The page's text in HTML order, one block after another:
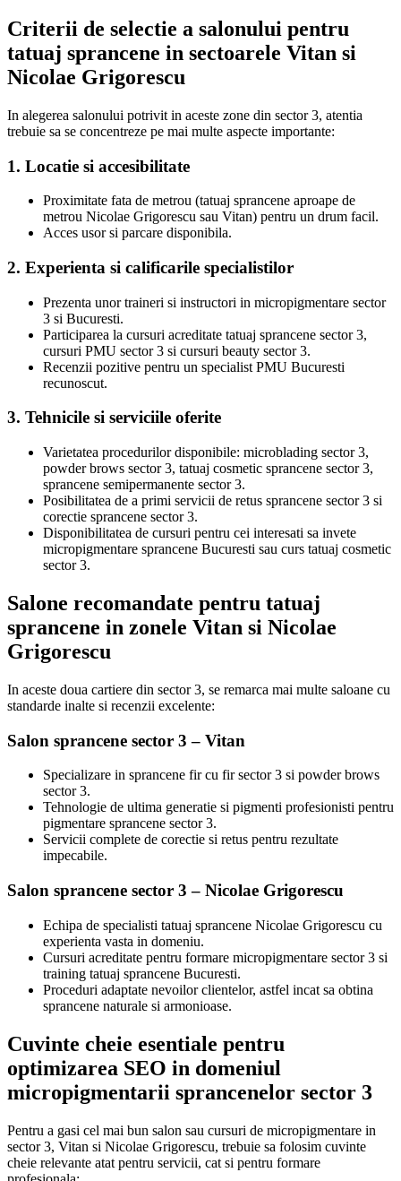
Criterii de selectie a salonului pentru
tatuaj sprancene in sectoarele Vitan si
Nicolae Grigorescu
In alegerea salonului potrivit in aceste zone din sector 3, atentia
trebuie sa se concentreze pe mai multe aspecte importante:
1. Locatie si accesibilitate
Proximitate fata de metrou (tatuaj sprancene aproape de
metrou Nicolae Grigorescu sau Vitan) pentru un drum facil.
Acces usor si parcare disponibila.
2. Experienta si calificarile specialistilor
Prezenta unor traineri si instructori in micropigmentare sector
3 si Bucuresti.
Participarea la cursuri acreditate tatuaj sprancene sector 3,
cursuri PMU sector 3 si cursuri beauty sector 3.
Recenzii pozitive pentru un specialist PMU Bucuresti
recunoscut.
3. Tehnicile si serviciile oferite
Varietatea procedurilor disponibile: microblading sector 3,
powder brows sector 3, tatuaj cosmetic sprancene sector 3,
sprancene semipermanente sector 3.
Posibilitatea de a primi servicii de retus sprancene sector 3 si
corectie sprancene sector 3.
Disponibilitatea de cursuri pentru cei interesati sa invete
micropigmentare sprancene Bucuresti sau curs tatuaj cosmetic
sector 3.
Salone recomandate pentru tatuaj
sprancene in zonele Vitan si Nicolae
Grigorescu
In aceste doua cartiere din sector 3, se remarca mai multe saloane cu
standarde inalte si recenzii excelente:
Salon sprancene sector 3 – Vitan
Specializare in sprancene fir cu fir sector 3 si powder brows
sector 3.
Tehnologie de ultima generatie si pigmenti profesionisti pentru
pigmentare sprancene sector 3.
Servicii complete de corectie si retus pentru rezultate
impecabile.
Salon sprancene sector 3 – Nicolae Grigorescu
Echipa de specialisti tatuaj sprancene Nicolae Grigorescu cu
experienta vasta in domeniu.
Cursuri acreditate pentru formare micropigmentare sector 3 si
training tatuaj sprancene Bucuresti.
Proceduri adaptate nevoilor clientelor, astfel incat sa obtina
sprancene naturale si armonioase.
Cuvinte cheie esentiale pentru
optimizarea SEO in domeniul
micropigmentarii sprancenelor sector 3
Pentru a gasi cel mai bun salon sau cursuri de micropigmentare in
sector 3, Vitan si Nicolae Grigorescu, trebuie sa folosim cuvinte
cheie relevante atat pentru servicii, cat si pentru formare